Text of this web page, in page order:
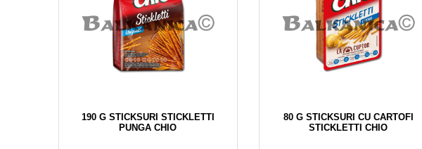
190 G STICKSURI STICKLETTI
PUNGA CHIO
80 G STICKSURI CU CARTOFI
STICKLETTI CHIO